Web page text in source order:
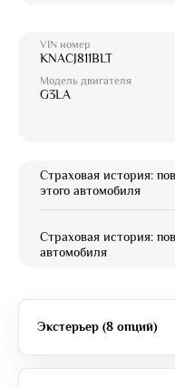
VIN номер
KNACJ811BLT
Модель двигателя
G3LA
Страховая история:
этого автомобиля
Страховая история:
автомобиля
Экстерьер (8 опций)